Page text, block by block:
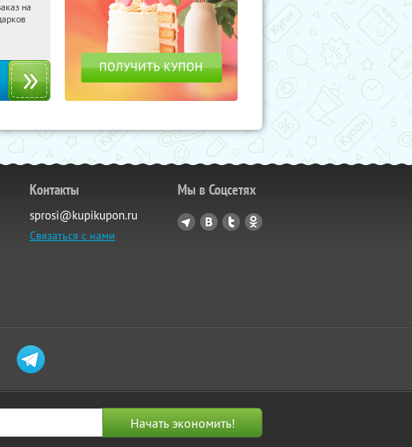
на
Контакты
sprosi@kupikupon.ru
Связаться с нами
Мы в Соцсетях